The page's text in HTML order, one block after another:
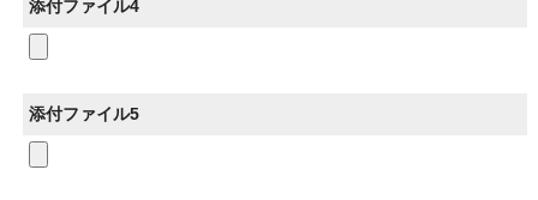
添付ファイル4
添付ファイル5